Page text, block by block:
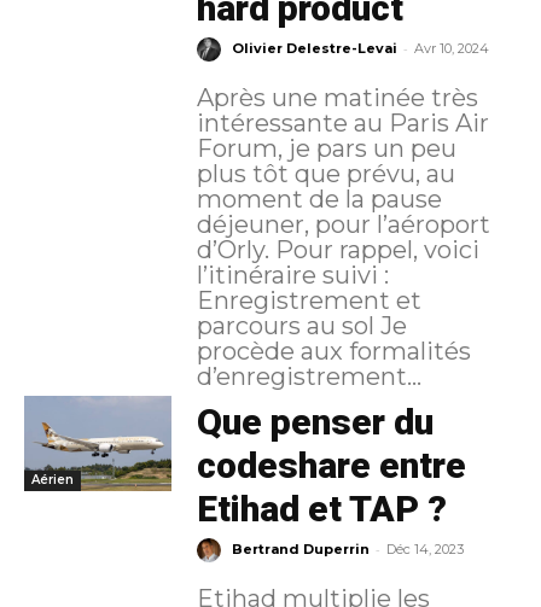
Olivier Delestre-Levai - Avr 10, 2024
Après une matinée très
intéressante au Paris Air
Forum, je pars un peu
plus tôt que prévu, au
moment de la pause
déjeuner, pour l’aéroport
d’Orly. Pour rappel, voici
l’itinéraire suivi :
Enregistrement et
parcours au sol Je
procède aux formalités
d’enregistrement...
Aérien
Que penser du
codeshare entre
Etihad et TAP ?
Bertrand Duperrin - Déc 14, 2023
Etihad multiplie les